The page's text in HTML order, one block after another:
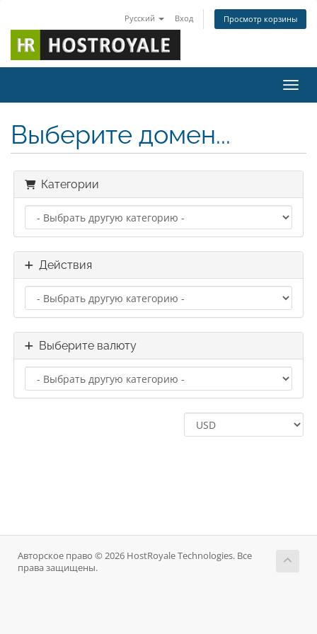
Русский Вход Просмотр корзины
Выберите домен...
Категории
Действия
Выберите валюту
Авторское право © 2026 HostRoyale Technologies. Все
права защищены.